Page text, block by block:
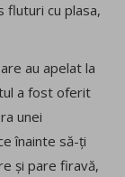
fluturi cu plasa,
au apelat la
a fost oferit
unei
înainte să-ți
și pare firavă,